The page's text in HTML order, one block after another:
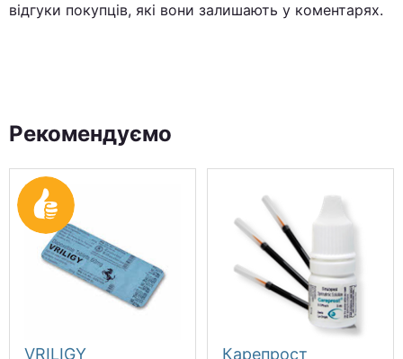
відгуки покупців, які вони залишають у коментарях.
Рекомендуємо
VRILIGY Карепрост